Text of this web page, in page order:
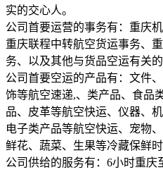
实的交心人。
公司首要运营的事务有：重庆
重庆联程中转航空货运事务、
务、以及其他与货品空运有关的
公司首要空运的产品有：文件
饰等航空速递,、类产品、食品
品、皮革等航空快运、仪器、
电子类产品等航空快运、宠物
鲜花、蔬菜、生果等冷藏保鲜时
公司供给的服务有：6小时重庆